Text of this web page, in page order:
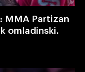
MMA Partizan
omladinski.